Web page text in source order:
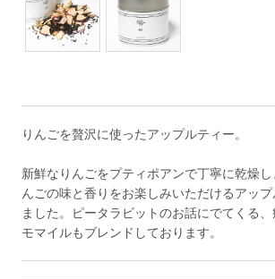
りんごを贅沢に使ったアップルティー。
新鮮なりんごをプティポアンで丁寧に乾燥
んごの味と香りをお楽しみいただけるアッ
ました。ピータラビットのお話にでてくる
モマイルもブレンドしております。